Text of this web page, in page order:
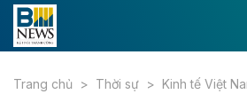
Trang chủ Thời sự Kinh tế Việt